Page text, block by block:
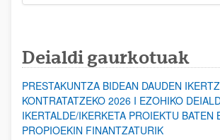
Deialdi gaurkotuak
PRESTAKUNTZA BIDEAN DAUDEN
KONTRATATZEKO 2026 I EZOHIKO
IKERTALDE/IKERKETA PROIEKTU BATEN
PROPIOEKIN FINANTZATURIK